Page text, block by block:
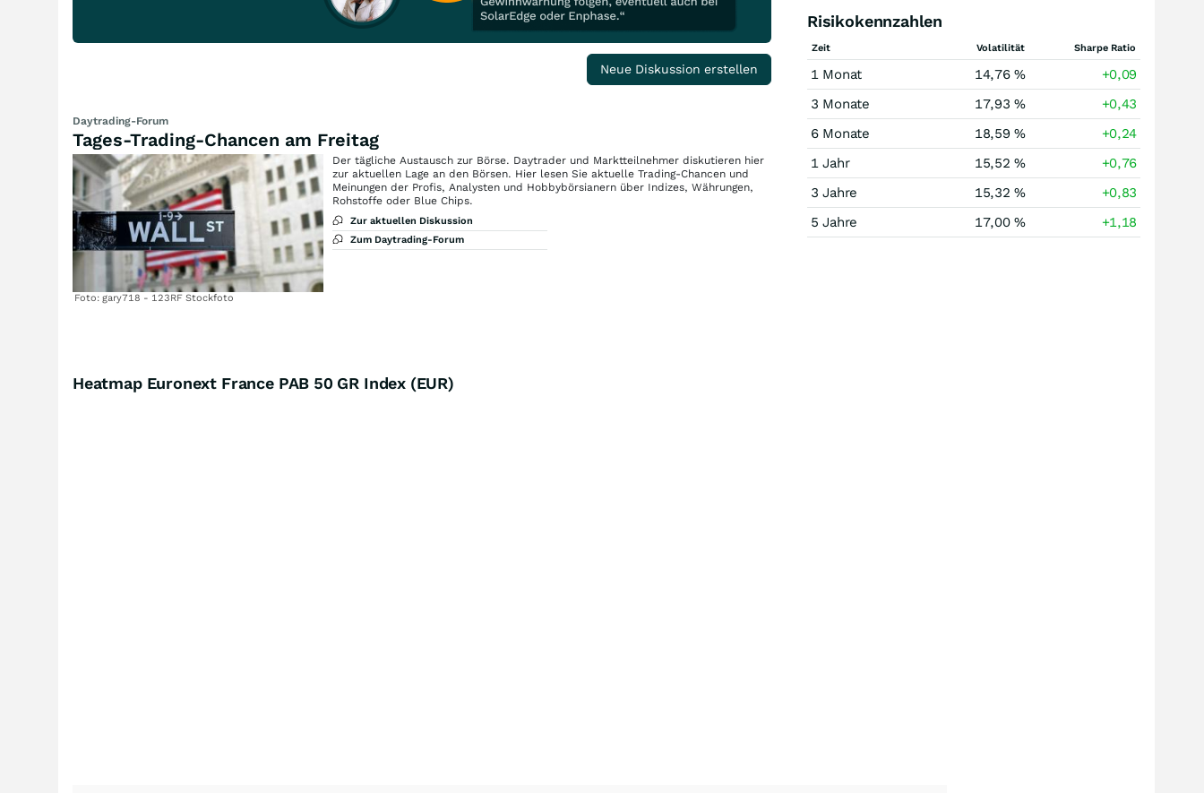
Neue Diskussion erstellen
Daytrading-Forum
Tages-Trading-Chancen am Freitag
Foto: gary718 - 123RF Stockfoto
Der tägliche Austausch zur Börse. Daytrader und Marktteilnehmer diskutieren hier
zur aktuellen Lage an den Börsen. Hier lesen Sie aktuelle Trading-Chancen und
Meinungen der Profis, Analysten und Hobbybörsianern über Indizes, Währungen,
Rohstoffe oder Blue Chips.
Zur aktuellen Diskussion
Zum Daytrading-Forum
Risikokennzahlen
Zeit Volatilität Sharpe Ratio
1 Monat 14,76 %
+0,09
3 Monate
17,93 %
+0,43
6 Monate
18,59 %
+0,24
1 Jahr
15,52 %
+0,76
3 Jahre
15,32 %
+0,83
5 Jahre
17,00 % +1,18
Heatmap Euronext France PAB 50 GR Index (EUR)